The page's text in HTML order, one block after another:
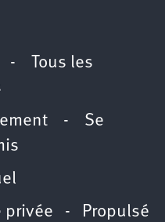
-
Tous les
- Se
privée - Propulsé